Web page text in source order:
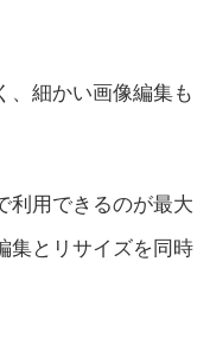
、細かい画像編集も
利用できるのが最大
集とリサイズを同時